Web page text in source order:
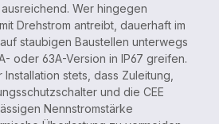
Wer hingegen
Drehstrom antreibt, dauerhaft im
staubigen Baustellen unterwegs
oder 63A-Version in IP67 greifen.
stets, dass Zuleitung,
und die CEE
Nennstromstärke